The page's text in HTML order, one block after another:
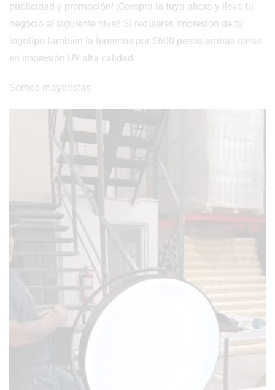
publicidad y promoción! ¡Compra la tuya ahora y lleva tu
negocio al siguiente nivel! Si requieres impresión de tu
logotipo también la tenemos por $600 pesos ambas caras
en impresión UV alta calidad.
Somos mayoristas